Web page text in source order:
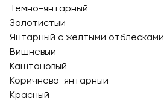
Темно-янтарный
Золотистый
Янтарный с желтыми отблесками
Вишневый
Каштановый
Коричнево-янтарный
Красный